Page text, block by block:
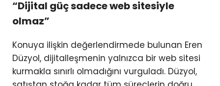
“Dijital güç sadece web sitesiyle
olmaz”
Konuya ilişkin değerlendirmede bulunan Eren
Düzyol, dijitalleşmenin yalnızca bir web sitesi
kurmakla sınırlı olmadığını vurguladı. Düzyol,